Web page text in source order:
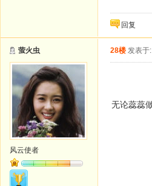
回复
萤火虫
风云使者
28楼 发表于
无论蕊蕊